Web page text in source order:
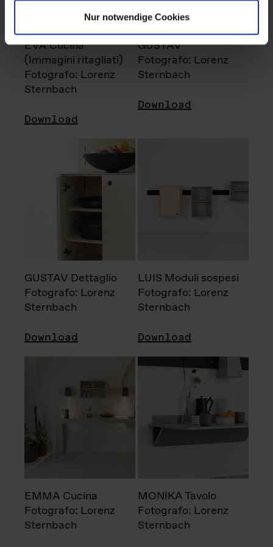
Nur notwendige Cookies
EVA Cucina
(Immagini ritagliati)
Fotografo: Lorenz
Sternbach
Download
GUSTAV
Fotografo: Lorenz
Sternbach
Download
GUSTAV Dettaglio
Fotografo: Lorenz
Sternbach
Download
LUIS Moduli sospesi
Fotografo: Lorenz
Sternbach
Download
EMMA Cucina
Fotografo: Lorenz
Sternbach
MONIKA Tavolo
Fotografo: Lorenz
Sternbach